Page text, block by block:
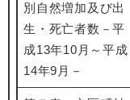
別自然増加及び出
生・死亡者数－平
成13年10月～平成
14年9月－